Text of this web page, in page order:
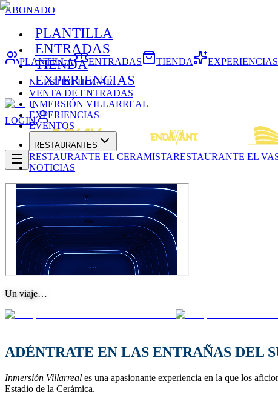
ABONADO
PLANTILLA
ENTRADAS
TIENDA
EXPERIENCIAS
LOGIN
PLANTILLA ENTRADAS TIENDA EXPERIENCIAS
NUESTRO HOGAR
VENTA DE ENTRADAS
INMERSIÓN VILLARREAL
EXPERIENCIAS
EVENTOS
RESTAURANTES
RESTAURANTE EL CERAMISTARESTAURANTE EL
NOTICIAS
Un viaje…
ADÉNTRATE EN LAS ENTRAÑAS DEL
Inmersión Villarreal es una apasionante experiencia en la que los
Estadio de la Cerámica.